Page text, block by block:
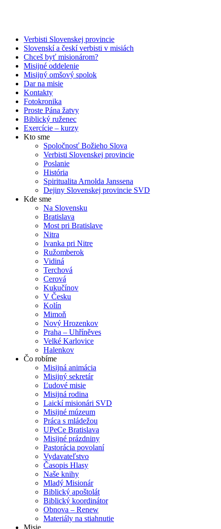
Verbisti Slovenskej provincie
Slovenskí a českí verbisti v misiách
Chceš byť misionárom?
Misijné oddelenie
Misijný omšový spolok
Dar na misie
Kontakty
Fotokronika
Proste Pána žatvy
Biblický ruženec
Exercície – kurzy
Kto sme
Spoločnosť Božieho Slova
Verbisti Slovenskej provincie
Poslanie
História
Spiritualita Arnolda Janssena
Dejiny Slovenskej provincie SVD
Kde sme
Na Slovensku
Bratislava
Most pri Bratislave
Nitra
Ivanka pri Nitre
Ružomberok
Vidiná
Terchová
Cerová
Kukučínov
V Česku
Kolín
Mimoň
Nový Hrozenkov
Praha – Uhříněves
Velké Karlovice
Halenkov
Čo robíme
Misijná animácia
Misijný sekretár
Ľudové misie
Misijná rodina
Laickí misionári SVD
Misijné múzeum
Práca s mládežou
UPeCe Bratislava
Misijné prázdniny
Pastorácia povolaní
Vydavateľstvo
Časopis Hlasy
Naše knihy
Mladý Misionár
Biblický apoštolát
Biblický koordinátor
Obnova – Renew
Materiály na stiahnutie
Misie